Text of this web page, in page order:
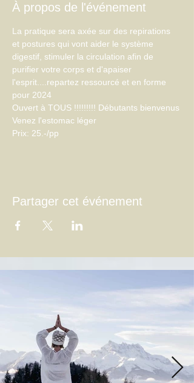
À propos de l'événement
La pratique sera axée sur des repirations
et postures qui vont aider le système
digestif, stimuler la circulation afin de
purifier votre corps et d'apaiser
l'esprit....repartez ressourcé et en forme
pour 2024
Ouvert à TOUS !!!!!!!!! Débutants bienvenus
Venez l'estomac léger
Prix: 25.-/pp
Partager cet événement